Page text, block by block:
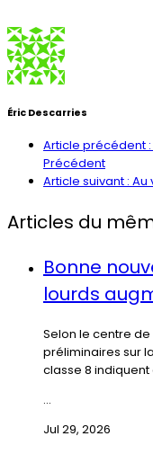
Éric Descarries
Article précédent
Précédent
Article suivant :
Articles du
Bonne
lourds
Selon le centre
préliminaires sur
classe 8
...
Jul 29, 2026